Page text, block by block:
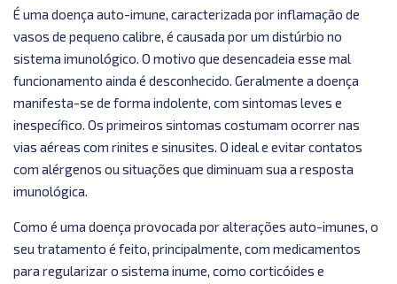
É uma doença auto-imune, caracterizada por inflamação de
vasos de pequeno calibre, é causada por um distúrbio no
sistema imunológico. O motivo que desencadeia esse mal
funcionamento ainda é desconhecido. Geralmente a doença
manifesta-se de forma indolente, com sintomas leves e
inespecífico. Os primeiros sintomas costumam ocorrer nas
vias aéreas com rinites e sinusites. O ideal e evitar contatos
com alérgenos ou situações que diminuam sua a resposta
imunológica.
Como é uma doença provocada por alterações auto-imunes, o
seu tratamento é feito, principalmente, com medicamentos
para regularizar o sistema inume, como corticóides e